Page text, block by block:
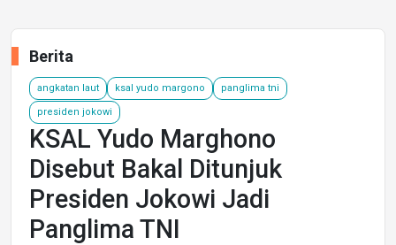
Berita
angkatan laut ksal yudo margono panglima tni
presiden jokowi
KSAL Yudo Marghono
Disebut Bakal Ditunjuk
Presiden Jokowi Jadi
Panglima TNI